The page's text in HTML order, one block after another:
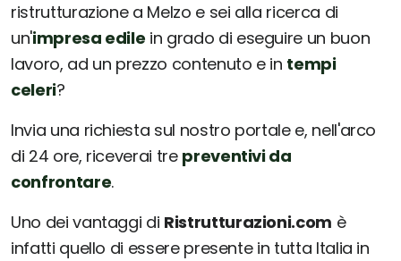
ristrutturazione a Melzo e sei alla ricerca di
un'impresa edile in grado di eseguire un buon
lavoro, ad un prezzo contenuto e in tempi
celeri?
Invia una richiesta sul nostro portale e, nell'arco
di 24 ore, riceverai tre preventivi da
confrontare.
Uno dei vantaggi di Ristrutturazioni.com è
infatti quello di essere presente in tutta Italia in